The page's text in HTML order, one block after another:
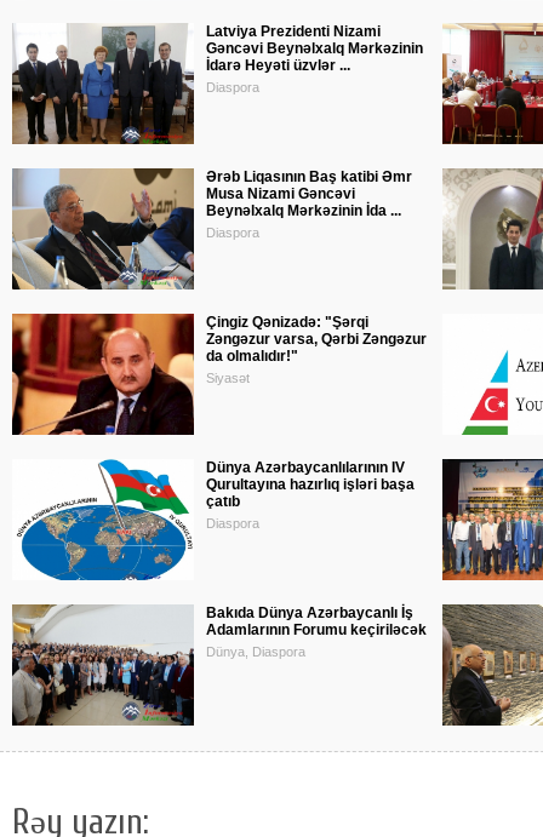
Latviya Prezidenti Nizami
Gəncəvi Beynəlxalq Mərkəzinin
İdarə Heyəti üzvlər ...
Diaspora
Ərəb Liqasının Baş katibi Əmr
Musa Nizami Gəncəvi
Beynəlxalq Mərkəzinin İda ...
Diaspora
Çingiz Qənizadə: "Şərqi
Zəngəzur varsa, Qərbi Zəngəzur
da olmalıdır!"
Siyasət
Dünya Azərbaycanlılarının IV
Qurultayına hazırlıq işləri başa
çatıb
Diaspora
Bakıda Dünya Azərbaycanlı İş
Adamlarının Forumu keçiriləcək
Dünya, Diaspora
Rəy yazın: